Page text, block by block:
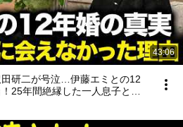
43:06
田研二が号泣…伊藤エミとの12
25年間絶縁した一人息子と再
亡き元妻が遺した最期の遺言が